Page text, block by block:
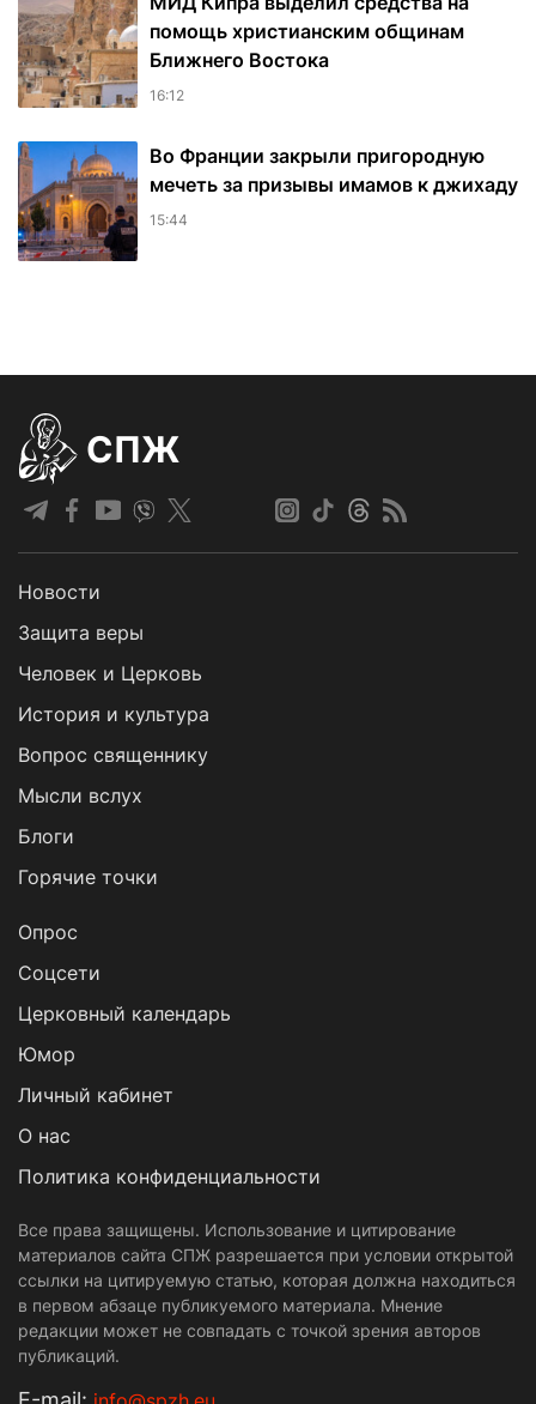
помощь христианским общинам
Ближнего Востока
16:12
Во Франции закрыли пригородную
мечеть за призывы имамов к джихаду
15:44
СПЖ
Новости
Защита веры
Человек и Церковь
История и культура
Вопрос священнику
Мысли вслух
Блоги
Горячие точки
Опрос
Cоцсети
Церковный календарь
Юмор
Личный кабинет
О нас
Политика конфиденциальности
Все права защищены. Использование и цитирование
материалов сайта СПЖ разрешается при условии открытой
ссылки на цитируемую статью, которая должна находиться
в первом абзаце публикуемого материала. Мнение
редакции может не совпадать с точкой зрения авторов
публикаций.